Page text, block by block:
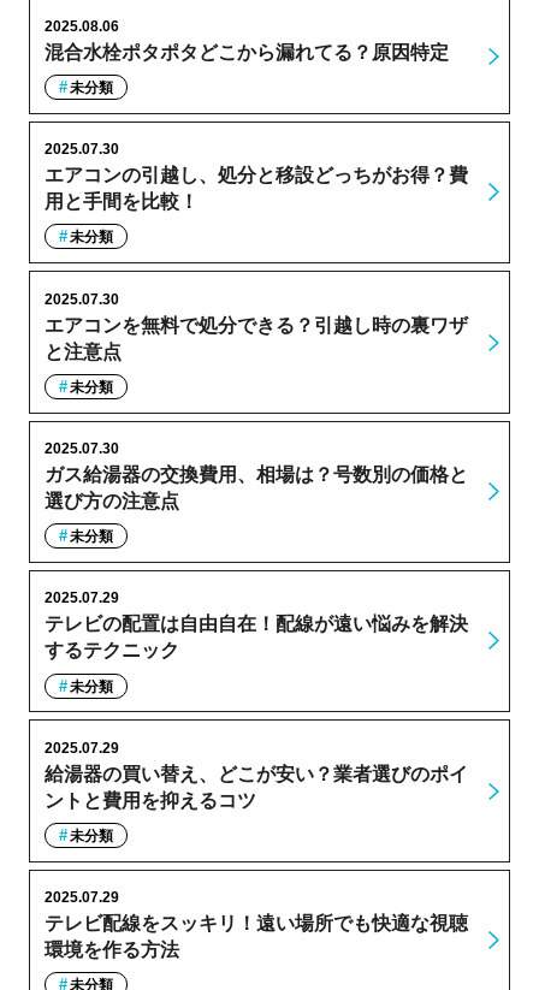
混合水栓ポタポタどこから漏れてる？原因特定
2025.08.06
未分類
エアコンの引越し、処分と移設どっちがお得？費
用と手間を比較！
2025.07.30
未分類
エアコンを無料で処分できる？引越し時の裏ワザ
と注意点
2025.07.30
未分類
ガス給湯器の交換費用、相場は？号数別の価格と
選び方の注意点
2025.07.30
未分類
テレビの配置は自由自在！配線が遠い悩みを解決
するテクニック
2025.07.29
未分類
給湯器の買い替え、どこが安い？業者選びのポイ
ントと費用を抑えるコツ
2025.07.29
未分類
テレビ配線をスッキリ！遠い場所でも快適な視聴
環境を作る方法
2025.07.29
未分類